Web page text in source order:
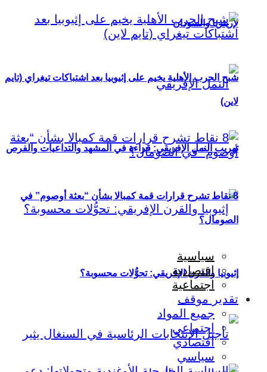
لإريتريا والسودان
تهريب النمل الإفريقي: قراءة في المشهد والتداعيات والفرص
إثيوبيا والقرن الإفريقي: تحوُّلات محسوبة؟
شبح الحرب الأهلية يخيم على إثيوبيا بعد اشتباكات تيغراي (تايم
لاين)
8 نقاط تشرح قرارات قمة كمبالا بشأن “بعثة أوصوم” في
الصومال؟
سياسية
اقتصادية
اجتماعية
تقدير موقف
جميع المواد
اجتماعي
اقتصادي
سياسي